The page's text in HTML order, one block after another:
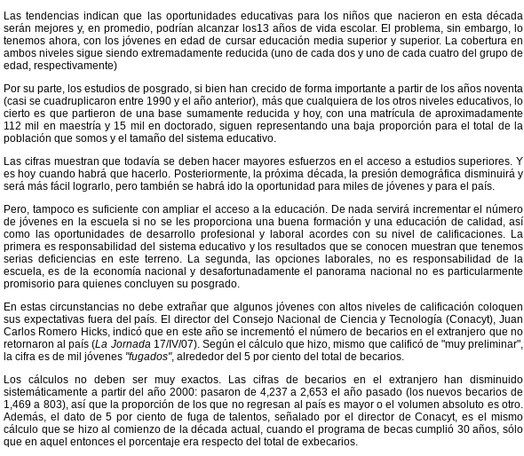
Las tendencias indican que las oportunidades educativas para los niños que nacieron en esta década
serán mejores y, en promedio, podrían alcanzar los13 años de vida escolar. El problema, sin embargo, lo
tenemos ahora, con los jóvenes en edad de cursar educación media superior y superior. La cobertura en
ambos niveles sigue siendo extremadamente reducida (uno de cada dos y uno de cada cuatro del grupo de
edad, respectivamente)
Por su parte, los estudios de posgrado, si bien han crecido de forma importante a partir de los años noventa
(casi se cuadruplicaron entre 1990 y el año anterior), más que cualquiera de los otros niveles educativos, lo
cierto es que partieron de una base sumamente reducida y hoy, con una matrícula de aproximadamente
112 mil en maestría y 15 mil en doctorado, siguen representando una baja proporción para el total de la
población que somos y el tamaño del sistema educativo.
Las cifras muestran que todavía se deben hacer mayores esfuerzos en el acceso a estudios superiores. Y
es hoy cuando habrá que hacerlo. Posteriormente, la próxima década, la presión demográfica disminuirá y
será más fácil lograrlo, pero también se habrá ido la oportunidad para miles de jóvenes y para el país.
Pero, tampoco es suficiente con ampliar el acceso a la educación. De nada servirá incrementar el número
de jóvenes en la escuela si no se les proporciona una buena formación y una educación de calidad, así
como las oportunidades de desarrollo profesional y laboral acordes con su nivel de calificaciones. La
primera es responsabilidad del sistema educativo y los resultados que se conocen muestran que tenemos
serias deficiencias en este terreno. La segunda, las opciones laborales, no es responsabilidad de la
escuela, es de la economía nacional y desafortunadamente el panorama nacional no es particularmente
promisorio para quienes concluyen su posgrado.
En estas circunstancias no debe extrañar que algunos jóvenes con altos niveles de calificación coloquen
sus expectativas fuera del país. El director del Consejo Nacional de Ciencia y Tecnología (Conacyt), Juan
Carlos Romero Hicks, indicó que en este año se incrementó el número de becarios en el extranjero que no
retornaron al país (La Jornada17/IV/07). Según el cálculo que hizo, mismo que calificó de "muy preliminar",
la cifra es de mil jóvenes "fugados", alrededor del 5 por ciento del total de becarios.
Los cálculos no deben ser muy exactos. Las cifras de becarios en el extranjero han disminuido
sistemáticamente a partir del año 2000: pasaron de 4,237 a 2,653 el año pasado (los nuevos becarios de
1,469 a 803), así que la proporción de los que no regresan al país es mayor o el volumen absoluto es otro.
Además, el dato de 5 por ciento de fuga de talentos, señalado por el director de Conacyt, es el mismo
cálculo que se hizo al comienzo de la década actual, cuando el programa de becas cumplió 30 años, sólo
que en aquel entonces el porcentaje era respecto del total de exbecarios.